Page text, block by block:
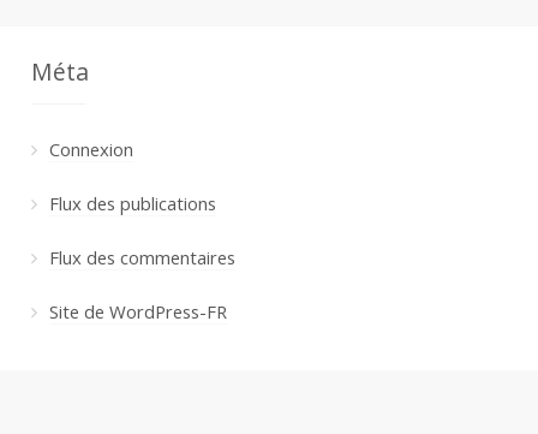
Méta
Connexion
Flux des publications
Flux des commentaires
Site de WordPress-FR